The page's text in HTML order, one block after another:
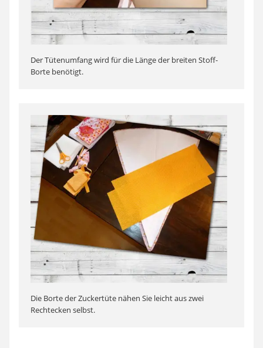
Der Tütenumfang wird für die Länge der breiten Stoff-
Borte benötigt.
Die Borte der Zuckertüte nähen Sie leicht aus zwei
Rechtecken selbst.